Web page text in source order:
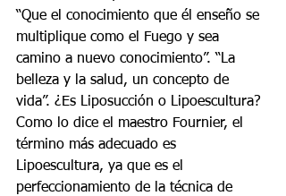
“Que el conocimiento que él enseño se
multiplique como el Fuego y sea
camino a nuevo conocimiento”. “La
belleza y la salud, un concepto de
vida”. ¿Es Liposucción o Lipoescultura?
Como lo dice el maestro Fournier, el
término más adecuado es
Lipoescultura, ya que es el
perfeccionamiento de la técnica de